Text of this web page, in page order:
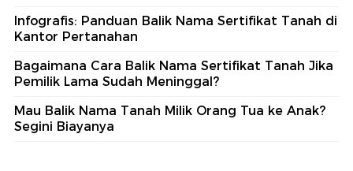
Infografis: Panduan Balik Nama Sertifikat Tanah di
Kantor Pertanahan
Bagaimana Cara Balik Nama Sertifikat Tanah Jika
Pemilik Lama Sudah Meninggal?
Mau Balik Nama Tanah Milik Orang Tua ke Anak?
Segini Biayanya